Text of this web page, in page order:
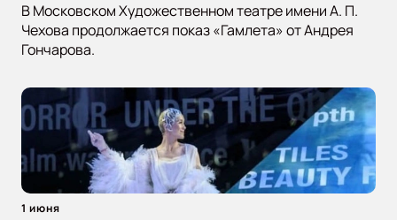
В Московском Художественном театре имени А. П.
Чехова продолжается показ «Гамлета» от Андрея
Гончарова.
1 июня